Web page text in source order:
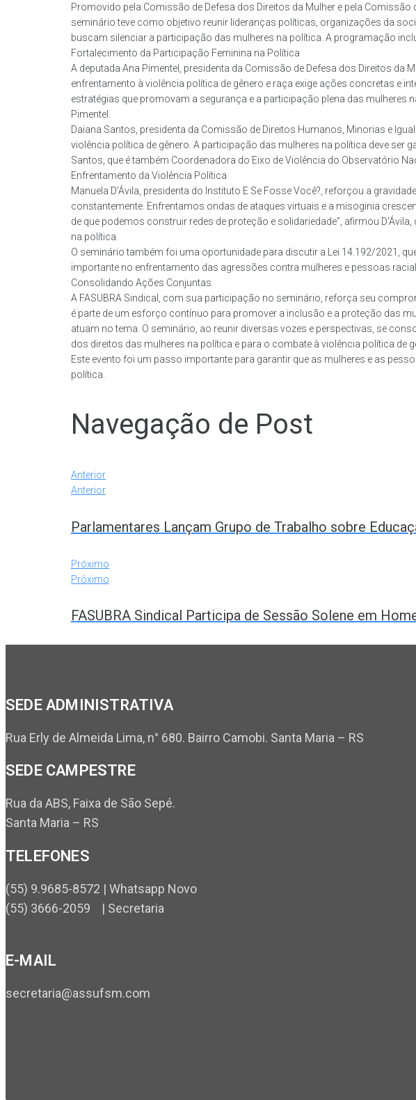
Promovido pela Comissão de Defesa dos Direitos da Mulher e pela
seminário teve como objetivo reunir lideranças políticas, organizações da
buscam silenciar a participação das mulheres na política. A programação
Fortalecimento da Participação Feminina na Política
A deputada Ana Pimentel, presidenta da Comissão de Defesa dos Direitos
enfrentamento à violência política de gênero e raça exige ações concretas e
estratégias que promovam a segurança e a participação plena das
Pimentel.
Daiana Santos, presidenta da Comissão de Direitos Humanos, Minorias e
violência política de gênero. A participação das mulheres na política deve ser
Santos, que é também Coordenadora do Eixo de Violência do Observatório
Enfrentamento da Violência Política
Manuela D’Ávila, presidenta do Instituto E Se Fosse Você?, reforçou a
constantemente. Enfrentamos ondas de ataques virtuais e a misoginia
de que podemos construir redes de proteção e solidariedade”, afirmou
na política.
O seminário também foi uma oportunidade para discutir a Lei 14.192/2021,
importante no enfrentamento das agressões contra mulheres e pessoas
Consolidando Ações Conjuntas
A FASUBRA Sindical, com sua participação no seminário, reforça seu
é parte de um esforço contínuo para promover a inclusão e a proteção das
atuam no tema. O seminário, ao reunir diversas vozes e perspectivas, se
dos direitos das mulheres na política e para o combate à violência política de
Este evento foi um passo importante para garantir que as mulheres e as
política.
Navegação de Post
Anterior
Anterior
Parlamentares Lançam Grupo de Trabalho sobre
Próximo
Próximo
FASUBRA Sindical Participa de Sessão Solene em
SEDE ADMINISTRATIVA
Rua Erly de Almeida Lima, n° 680. Bairro Camobi. Santa Maria – RS
SEDE CAMPESTRE
Rua da ABS, Faixa de São Sepé.
Santa Maria – RS
TELEFONES
(55) 9.9685-8572 | Whatsapp Novo
(55) 3666-2059 | Secretaria
E-MAIL
secretaria@assufsm.com